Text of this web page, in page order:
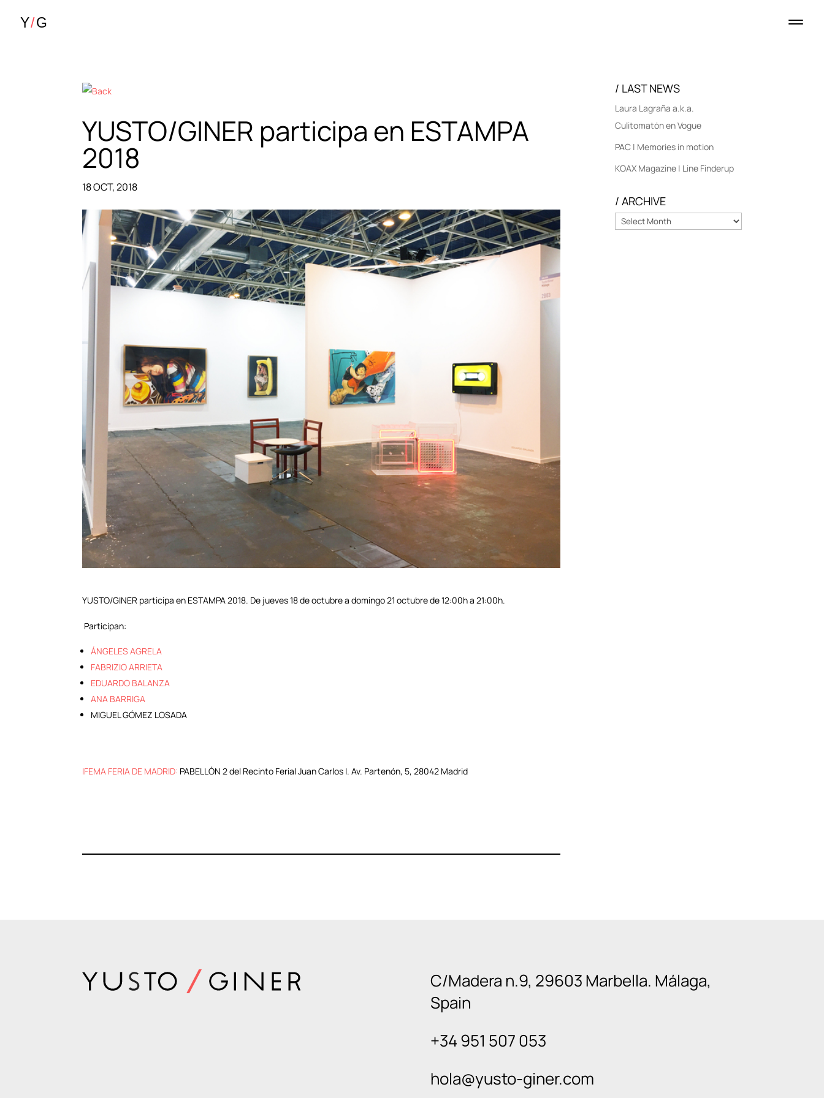
YUSTO/GINER participa en ESTAMPA
2018
18 OCT, 2018
YUSTO/GINER participa en ESTAMPA 2018. De jueves 18 de octubre a domingo 21 octubre de 12:00h a 21:00h.
Participan:
ÁNGELES AGRELA
FABRIZIO ARRIETA
EDUARDO BALANZA
ANA BARRIGA
MIGUEL GÓMEZ LOSADA
IFEMA FERIA DE MADRID: PABELLÓN 2 del Recinto Ferial Juan Carlos I.Av. Partenón, 5, 28042 Madrid
/ LAST NEWS
Laura Lagraña a.k.a.
Culitomatón en Vogue
PAC | Memories in motion
KOAX Magazine | Line Finderup
/ ARCHIVE
C/Madera n.9, 29603 Marbella. Málaga,
Spain
+34 951 507 053
hola@yusto-giner.com